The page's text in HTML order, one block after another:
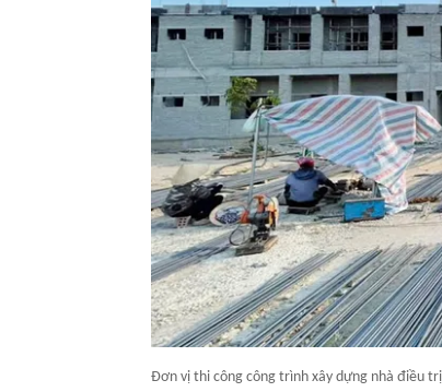
Đơn vị thi công công trình xây dựng nhà điều